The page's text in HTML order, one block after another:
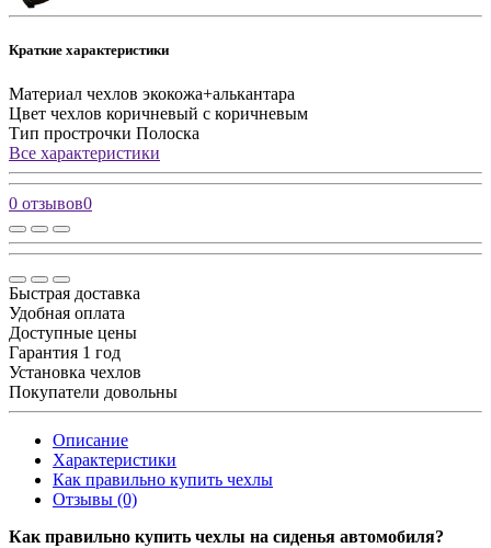
Краткие характеристики
Материал чехлов экокожа+алькантара
Цвет чехлов коричневый с коричневым
Тип прострочки Полоска
Все характеристики
0 отзывов0
Быстрая доставка
Удобная оплата
Доступные цены
Гарантия 1 год
Установка чехлов
Покупатели довольны
Описание
Характеристики
Как правильно купить чехлы
Отзывы (0)
Как правильно купить чехлы на сиденья автомобиля?